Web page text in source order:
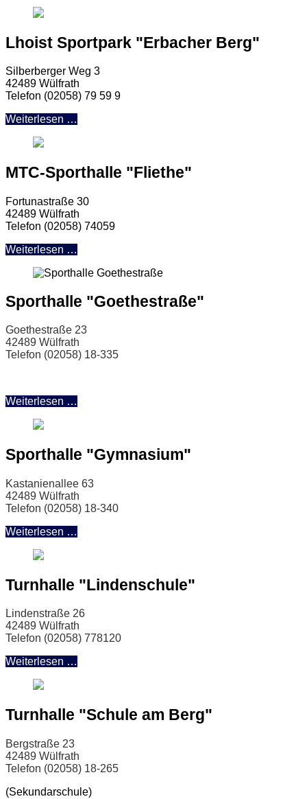
Lhoist Sportpark "Erbacher Berg"
Silberberger Weg 3
42489 Wülfrath
Telefon (02058) 79 59 9
Weiterlesen …
MTC-Sporthalle "Fliethe"
Fortunastraße 30
42489 Wülfrath
Telefon (02058) 74059
Weiterlesen …
Sporthalle "Goethestraße"
Goethestraße 23
42489 Wülfrath
Telefon (02058) 18-335
Weiterlesen …
Sporthalle "Gymnasium"
Kastanienallee 63
42489 Wülfrath
Telefon (02058) 18-340
Weiterlesen …
Turnhalle "Lindenschule"
Lindenstraße 26
42489 Wülfrath
Telefon (02058) 778120
Weiterlesen …
Turnhalle "Schule am Berg"
Bergstraße 23
42489 Wülfrath
Telefon (02058) 18-265
(Sekundarschule)